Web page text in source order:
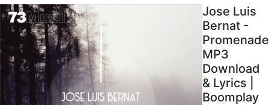
Jose Luis
Bernat -
Promenade
MP3
Download
& Lyrics |
Boomplay